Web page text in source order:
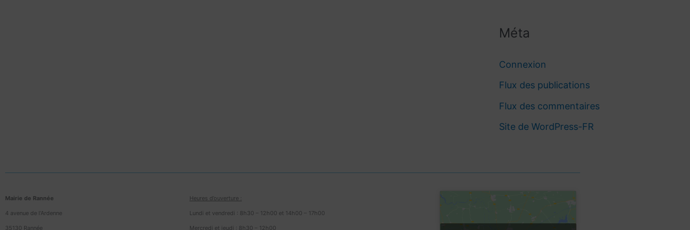
Méta
Connexion
Flux des publications
Flux des commentaires
Site de WordPress-FR
Mairie de Rannée
4 avenue de l’Ardenne
35130 Rannée
Heures d’ouverture :
Lundi et vendredi : 8h30 – 12h00 et 14h00 – 17h00
Mercredi et jeudi : 8h30 – 12h00